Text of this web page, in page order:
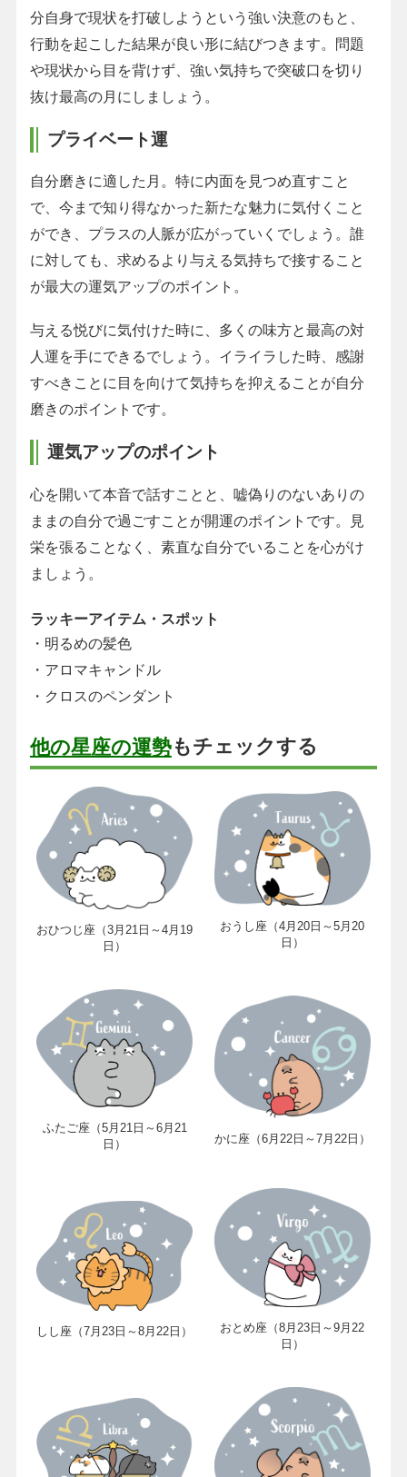
分自身で現状を打破しようという強い決意のもと、
行動を起こした結果が良い形に結びつきます。問題
や現状から目を背けず、強い気持ちで突破口を切り
抜け最高の月にしましょう。
プライベート運
自分磨きに適した月。特に内面を見つめ直すこと
で、今まで知り得なかった新たな魅力に気付くこと
ができ、プラスの人脈が広がっていくでしょう。誰
に対しても、求めるより与える気持ちで接すること
が最大の運気アップのポイント。
与える悦びに気付けた時に、多くの味方と最高の対
人運を手にできるでしょう。イライラした時、感謝
すべきことに目を向けて気持ちを抑えることが自分
磨きのポイントです。
運気アップのポイント
心を開いて本音で話すことと、嘘偽りのないありの
ままの自分で過ごすことが開運のポイントです。見
栄を張ることなく、素直な自分でいることを心がけ
ましょう。
ラッキーアイテム・スポット
・明るめの髪色
・アロマキャンドル
・クロスのペンダント
他の星座の運勢もチェックする
おひつじ座（3月21日～4月19
日）
おうし座（4月20日～5月20
日）
ふたご座（5月21日～6月21
日）
かに座（6月22日～7月22日）
しし座（7月23日～8月22日）
おとめ座（8月23日～9月22
日）